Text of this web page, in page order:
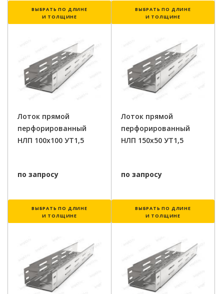
ВЫБРАТЬ ПО ДЛИНЕ
И ТОЛЩИНЕ
ВЫБРАТЬ ПО ДЛИНЕ
И ТОЛЩИНЕ
Лоток прямой
перфорированный
НЛП 100х100 УТ1,5
по запросу
ВЫБРАТЬ ПО ДЛИНЕ
И ТОЛЩИНЕ
Лоток прямой
перфорированный
НЛП 150х50 УТ1,5
по запросу
ВЫБРАТЬ ПО ДЛИНЕ
И ТОЛЩИНЕ